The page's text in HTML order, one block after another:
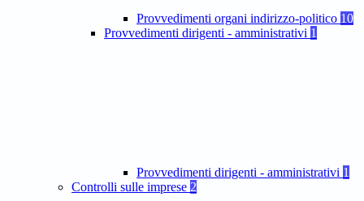
Provvedimenti organi indirizzo-politico 10
Provvedimenti dirigenti - amministrativi 1
Provvedimenti dirigenti - amministrativi 1
Controlli sulle imprese 2